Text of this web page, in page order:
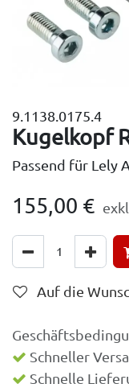
9.1138.0175.4
Kugelkopf
Passend für Lely
155,00 €
Auf die
Schneller
Schnelle